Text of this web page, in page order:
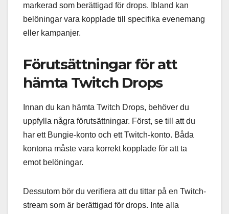
markerad som berättigad för drops. Ibland kan
belöningar vara kopplade till specifika evenemang
eller kampanjer.
Förutsättningar för att
hämta Twitch Drops
Innan du kan hämta Twitch Drops, behöver du
uppfylla några förutsättningar. Först, se till att du
har ett Bungie-konto och ett Twitch-konto. Båda
kontona måste vara korrekt kopplade för att ta
emot belöningar.
Dessutom bör du verifiera att du tittar på en Twitch-
stream som är berättigad för drops. Inte alla